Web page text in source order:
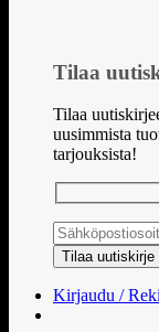
Tilaa
Tilaa
uusimmista
tarjouksista!
Kirjaudu /